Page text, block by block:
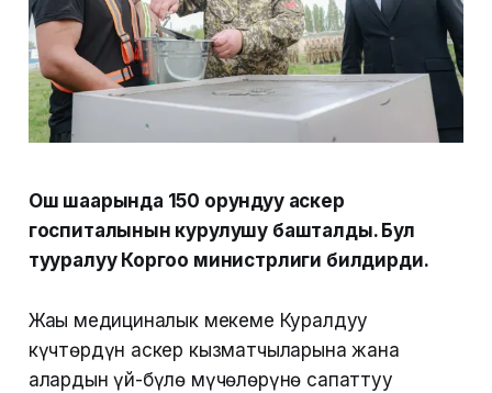
Ош шаарында 150 орундуу аскер
госпиталынын курулушу башталды. Бул
тууралуу Коргоо министрлиги билдирди.
Жаңы медициналык мекеме Куралдуу
күчтөрдүн аскер кызматчыларына жана
алардын үй-бүлө мүчөлөрүнө сапаттуу